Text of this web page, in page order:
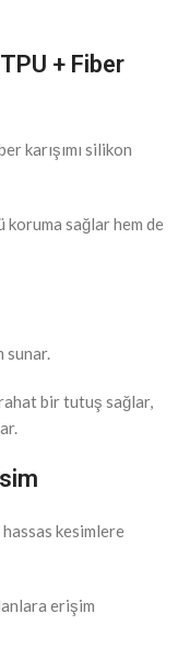
+ Fiber
karışımı silikon
koruma sağlar hem de
sunar.
bir tutuş sağlar,
kesimlere
erişim